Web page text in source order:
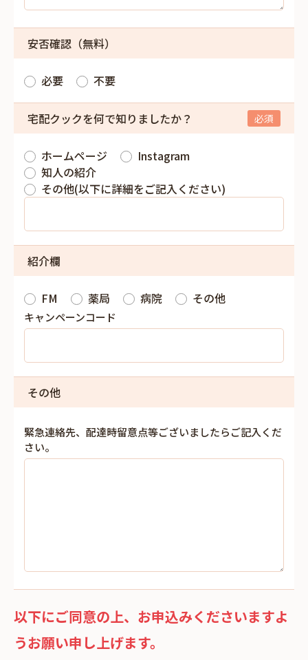
安否確認（無料）
必要 不要
宅配クックを何で知りましたか？
ホームページ
Instagram
知人の紹介
その他(以下に詳細をご記入ください)
紹介欄
FM 薬局 病院 その他
キャンペーンコード
その他
緊急連絡先、配達時留意点等ございましたらご記入くだ
さい。
以下にご同意の上、お申込みくださいますよ
うお願い申し上げます。